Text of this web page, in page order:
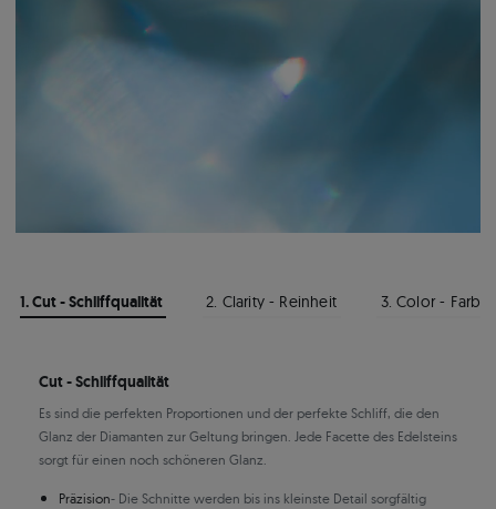
1. Cut - Schliffqualität 2. Clarity - Reinheit 3. Color - Farbe
Cut - Schliffqualität
Es sind die perfekten Proportionen und der perfekte Schliff, die den
Glanz der Diamanten zur Geltung bringen. Jede Facette des Edelsteins
sorgt für einen noch schöneren Glanz.
Präzision- Die Schnitte werden bis ins kleinste Detail sorgfältig